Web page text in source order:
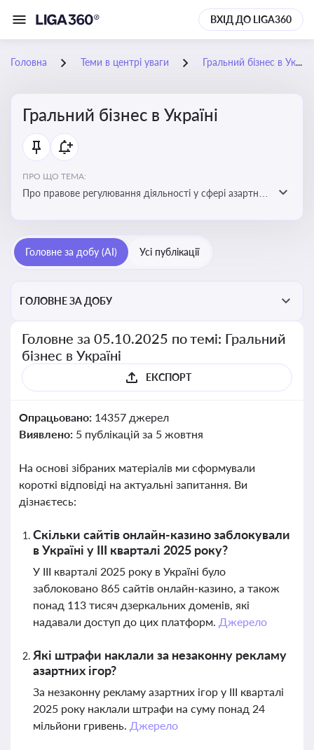
ВХІД ДО LIGA360
Головна Теми в центрі уваги Гральний бізнес в Україні
Гральний бізнес в Україні
ПРО ЩО ТЕМА:
Про правове регулювання діяльності у сфері азартних
реальні кейси
Головне за добу (AI) Усі публікації
ГОЛОВНЕ ЗА ДОБУ
Головне за 05.10.2025 по темі: Гральний
бізнес в Україні
ЕКСПОРТ
Опрацьовано: 14357 джерел
Виявлено: 5 публікацій за 5 жовтня
На основі зібраних матеріалів ми сформували
короткі відповіді на актуальні запитання. Ви
дізнаєтесь:
Скільки сайтів онлайн-казино заблокували
в Україні у III кварталі 2025 року?
У III кварталі 2025 року в Україні було
заблоковано 865 сайтів онлайн-казино, а також
понад 113 тисяч дзеркальних доменів, які
надавали доступ до цих платформ. Джерело
Які штрафи наклали за незаконну рекламу
азартних ігор?
За незаконну рекламу азартних ігор у III кварталі
2025 року наклали штрафи на суму понад 24
мільйони гривень. Джерело